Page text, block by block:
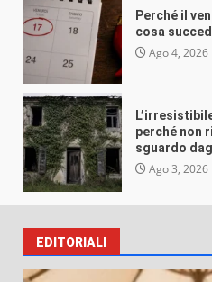
Misteri e insolito
L’irresistibile fascino
perché non
sguardo dagli edifici
VEB Ago 3, 2026
Misteri e insolito
Perché crediamo (e
Perché il
cosa
Ago 4, 2026
perché non
sguardo
Ago 3, 2026
EDITORIALI